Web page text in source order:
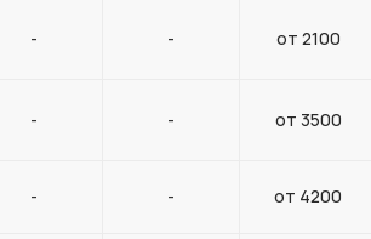
- - от 2100
- - от 3500
- - от 4200